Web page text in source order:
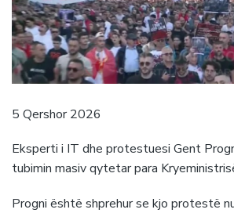
5 Qershor 2026
Eksperti i IT dhe protestuesi Gent
tubimin masiv qytetar para
Progni është shprehur se kjo protestë